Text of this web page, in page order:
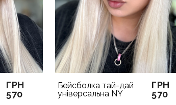
ГРН
570
Бейсболка тай-дай
універсальна NY
ГРН
570